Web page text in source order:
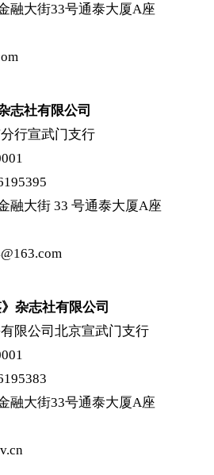
融大街33号通泰大厦A座
志社有限公司
行宣武门支行
杂志社有限公司
限公司北京宣武门支行